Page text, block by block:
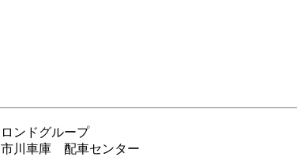
ロンドグループ
市川車庫 配車センター